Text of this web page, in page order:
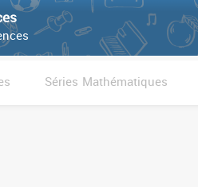
Séries Mathématiques